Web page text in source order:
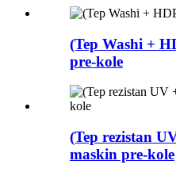
(Tep Washi +
pre-kole
(Tep rezistan
maskin pre-kole